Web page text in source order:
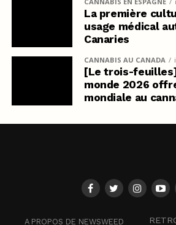
La première
usage médical
Canaries
CANNABIS AU CANADA
[Le trois-feuilles]
monde 2026
mondiale au
A PROPOS DE NEWSWEED